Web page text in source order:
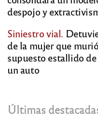
despojo y
Siniestro vial.
de la mujer que
supuesto estallido
un auto
Últimas